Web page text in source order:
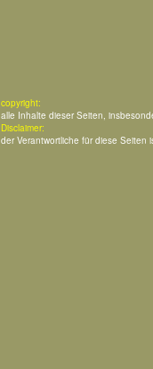
copyright:
alle Inhalte dieser Seiten,
Disclaimer:
der Verantwortliche für diese Seiten